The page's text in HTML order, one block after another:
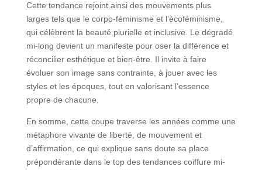
Cette tendance rejoint ainsi des mouvements plus
larges tels que le corpo-féminisme et l’écoféminisme,
qui célèbrent la beauté plurielle et inclusive. Le dégradé
mi-long devient un manifeste pour oser la différence et
réconcilier esthétique et bien-être. Il invite à faire
évoluer son image sans contrainte, à jouer avec les
styles et les époques, tout en valorisant l’essence
propre de chacune.
En somme, cette coupe traverse les années comme une
métaphore vivante de liberté, de mouvement et
d’affirmation, ce qui explique sans doute sa place
prépondérante dans le top des tendances coiffure mi-